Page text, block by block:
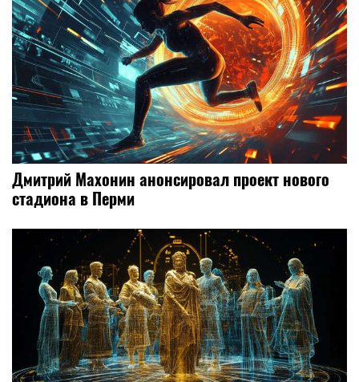
Дмитрий Махонин анонсировал проект нового
стадиона в Перми